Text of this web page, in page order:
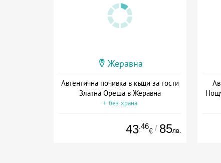
Жеравна
Автентична почивка в къщи за гости
Златна Ореша в Жеравна
+ без храна
43.46
€ / 85лв.